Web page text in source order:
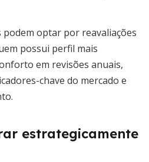
optar por reavaliações
possui perfil mais
em revisões anuais,
chave do mercado e
estrategicamente